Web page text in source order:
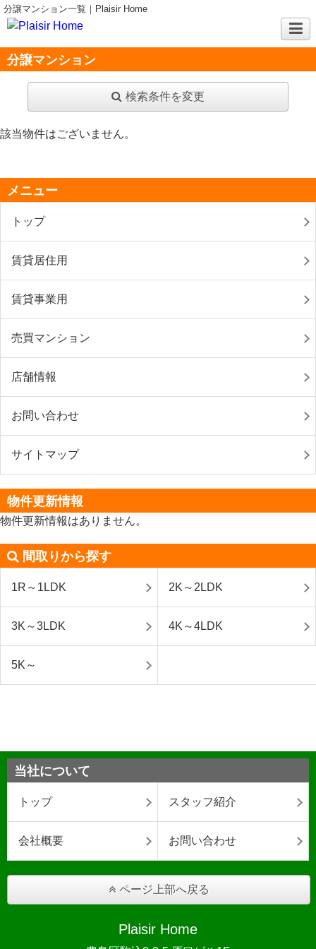
分譲マンション一覧｜Plaisir Home
分譲マンション
検索条件を変更
該当物件はございません。
メニュー
トップ
賃貸居住用
賃貸事業用
売買マンション
店舗情報
お問い合わせ
サイトマップ
物件更新情報
物件更新情報はありません。
間取りから探す
1R～1LDK 2K～2LDK
3K～3LDK 4K～4LDK
5K～
当社について
トップ スタッフ紹介
会社概要 お問い合わせ
ページ上部へ戻る
Plaisir Home